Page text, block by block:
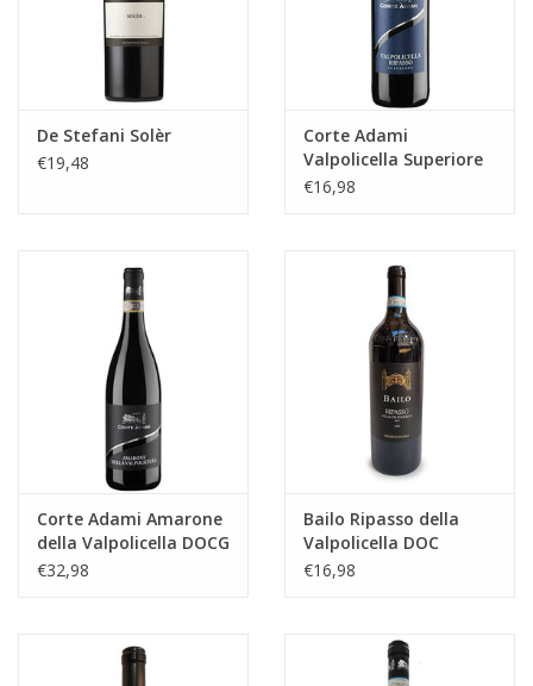
De Stefani Solèr
€19,48
Corte Adami
Valpolicella Superiore
Ripasso
€16,98
Corte Adami Amarone
della Valpolicella DOCG
€32,98
Bailo Ripasso della
Valpolicella DOC
€16,98